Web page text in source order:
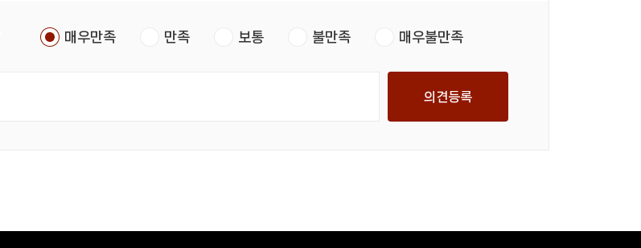
매우만족 만족 보통 불만족 매우불만족
의견등록